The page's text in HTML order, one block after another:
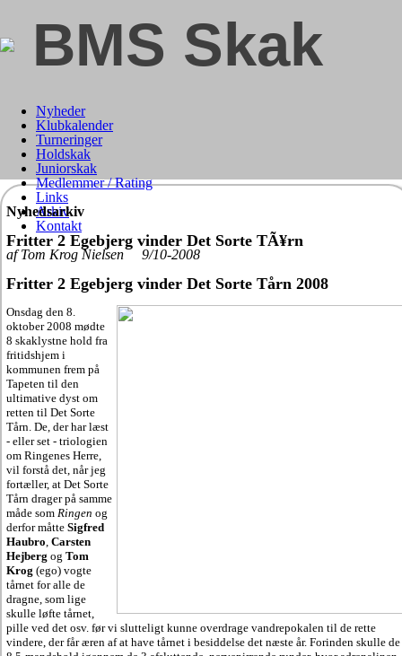
BMS Skak
Nyheder
Klubkalender
Turneringer
Holdskak
Juniorskak
Medlemmer / Rating
Links
Arkiv
Kontakt
Nyhedsarkiv
Fritter 2 Egebjerg vinder Det Sorte TÃ¥rn
af Tom Krog Nielsen 9/10-2008
Fritter 2 Egebjerg vinder Det Sorte Tårn 2008
Onsdag den 8.
oktober 2008 mødte
8 skaklystne hold fra
fritidshjem i
kommunen frem på
Tapeten til den
ultimative dyst om
retten til Det Sorte
Tårn. De, der har læst
- eller set - triologien
om Ringenes Herre,
vil forstå det, når jeg
fortæller, at Det Sorte
Tårn drager på samme
måde som Ringen og
derfor måtte Sigfred
Haubro, Carsten
Hejberg og Tom
Krog (ego) vogte
tårnet for alle de
dragne, som lige
skulle løfte tårnet,
pille ved det osv. før vi slutteligt kunne overdrage vandrepokalen til de rette
vindere, der får æren af at have tårnet i besiddelse det næste år. Forinden skulle de